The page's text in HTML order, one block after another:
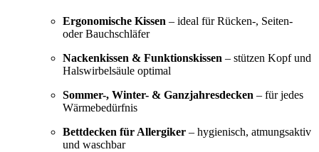
Ergonomische Kissen – ideal für Rücken-, Seiten-
oder Bauchschläfer
Nackenkissen & Funktionskissen – stützen Kopf und
Halswirbelsäule optimal
Sommer-, Winter- & Ganzjahresdecken – für jedes
Wärmebedürfnis
Bettdecken für Allergiker – hygienisch, atmungsaktiv
und waschbar